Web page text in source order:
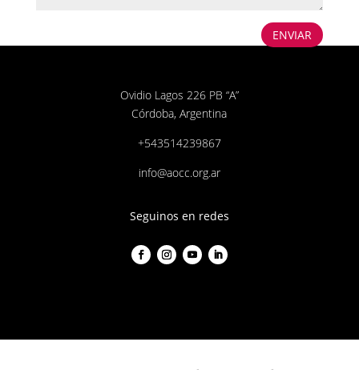
ENVIAR
Ovidio Lagos 226 PB “A”
Córdoba, Argentina
+543514239867
info@aocc.org.ar